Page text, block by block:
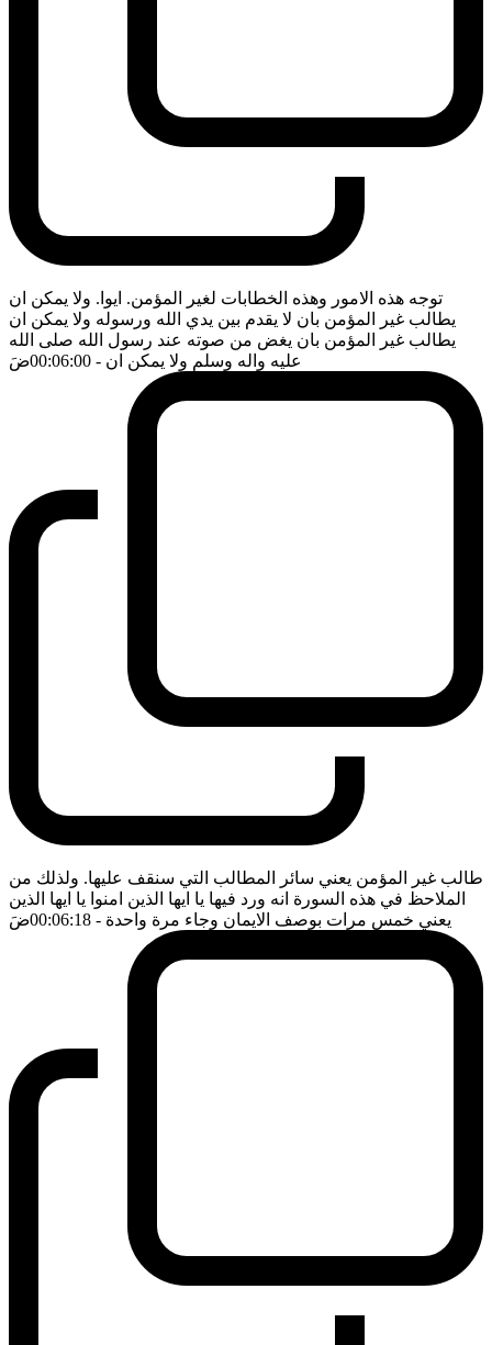
توجه هذه الامور وهذه الخطابات لغير المؤمن. ايوا. ولا يمكن ان
يطالب غير المؤمن بان لا يقدم بين يدي الله ورسوله ولا يمكن ان
يطالب غير المؤمن بان يغض من صوته عند رسول الله صلى الله
عليه واله وسلم ولا يمكن ان - 00:06:00 ضَ
طالب غير المؤمن يعني سائر المطالب التي سنقف عليها. ولذلك من
الملاحظ في هذه السورة انه ورد فيها يا ايها الذين امنوا يا ايها الذين
يعني خمس مرات بوصف الايمان وجاء مرة واحدة - 00:06:18 ضَ